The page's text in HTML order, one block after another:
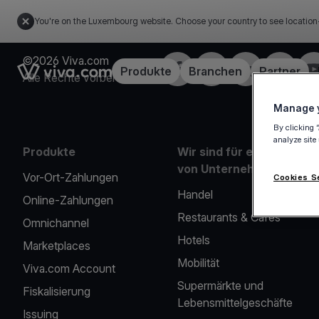
You're on the Luxembourg website. Choose your country to see
Link to the homepageProdukte Branchen Partner
©2026 Viva.com
Alle Rechte vorbehalten
Facebook
X LinkedInInstagram
Produkte
Vor-Ort-Zahlungen
Online-Zahlungen
Omnichannel
Marketplaces
Viva.com Account
Fiskalisierung
Issuing
Wir sind für eine Reihe
von Unternehmen da
Handel
Restaurants & Cafés
Hotels
Mobilität
Supermärkte und
Lebensmittelgeschäfte
Manage
By clicking
analyze
Cookies